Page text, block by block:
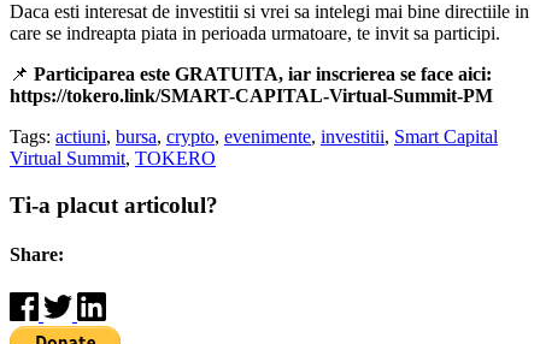
Daca esti interesat de investitii si vrei sa intelegi mai bine directiile in
care se indreapta piata in perioada urmatoare, te invit sa participi.
📌 Participarea este GRATUITA, iar inscrierea se face aici:
https://tokero.link/SMART-CAPITAL-Virtual-Summit-PM
Tags: actiuni, bursa, crypto, evenimente, investitii, Smart Capital
Virtual Summit, TOKERO
Ti-a placut articolul?
Share: